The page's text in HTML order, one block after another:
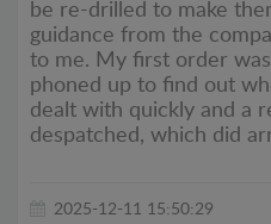
be re-drilled to make
guidance from the
to me. My first order
phoned up to find out
dealt with quickly and a
despatched, which did
2025-12-11 15:50:29